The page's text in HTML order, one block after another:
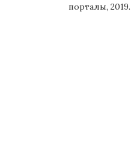
порталы, 2019.